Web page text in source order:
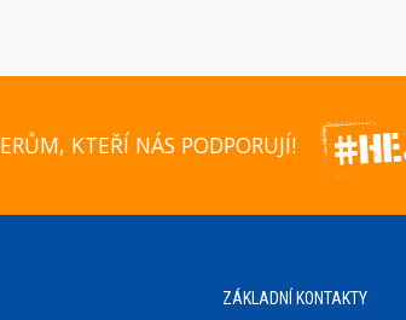
KTEŘÍ NÁS PODPORUJÍ!
ZÁKLADNÍ KONTAKTY